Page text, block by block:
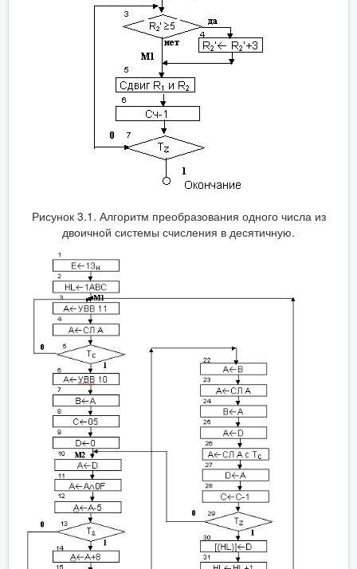
Рисунок 3.1. Алгоритм преобразования одного числа из
двоичной системы счисления в десятичную.